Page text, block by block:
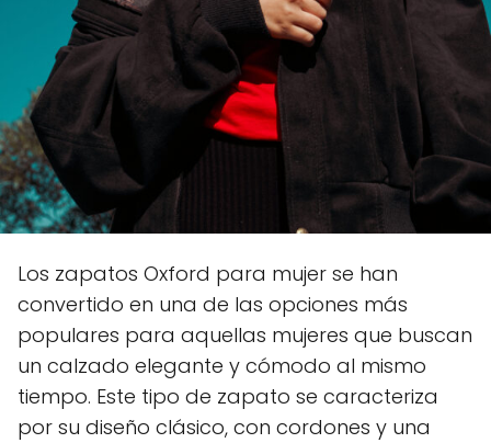
Los zapatos Oxford para mujer se han
convertido en una de las opciones más
populares para aquellas mujeres que buscan
un calzado elegante y cómodo al mismo
tiempo. Este tipo de zapato se caracteriza
por su diseño clásico, con cordones y una